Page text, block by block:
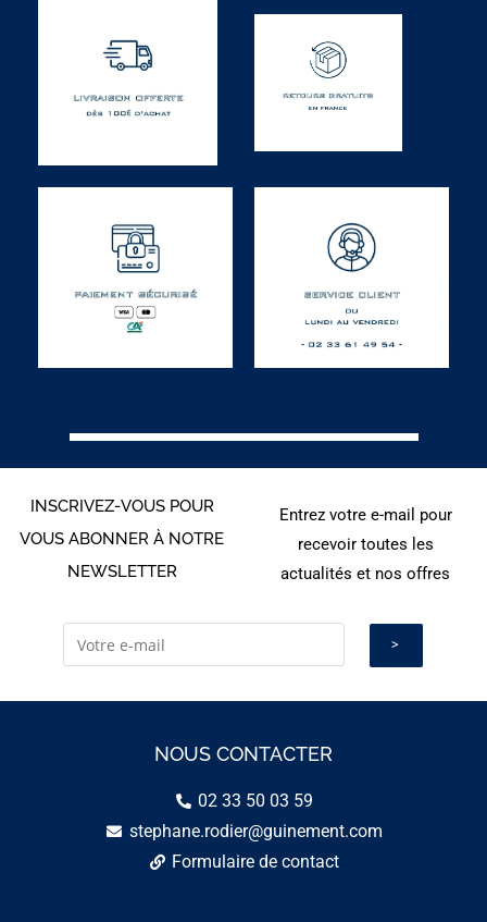
INSCRIVEZ-VOUS POUR
VOUS ABONNER À NOTRE
NEWSLETTER
Entrez votre e-mail pour
recevoir toutes les
actualités et nos offres
NOUS CONTACTER
02 33 50 03 59
stephane.rodier@guinement.com
Formulaire de contact